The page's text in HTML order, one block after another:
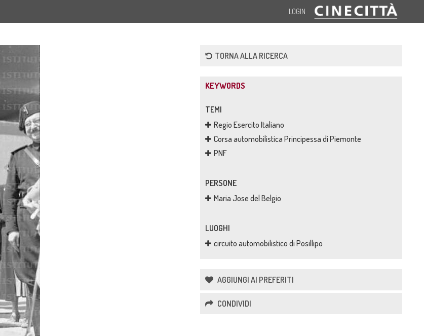
LOGIN
TORNA ALLA RICERCA
KEYWORDS
TEMI
Regio Esercito Italiano
Corsa automobilistica Principessa di Piemonte
PNF
PERSONE
Maria Jose del Belgio
LUOGHI
circuito automobilistico di Posillipo
AGGIUNGI AI PREFERITI
CONDIVIDI